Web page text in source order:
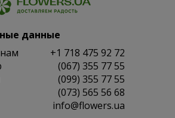
данные
+1 718 475 92 72
(067) 355 77 55
(099) 355 77 55
(073) 565 56 68
info@flowers.ua